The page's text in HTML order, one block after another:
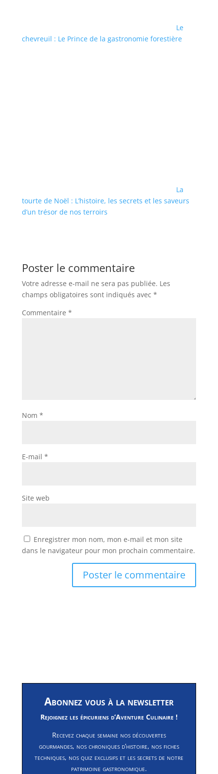
Le
chevreuil : Le Prince de la gastronomie forestière
La
tourte de Noël : L’histoire, les secrets et les saveurs
d’un trésor de nos terroirs
Poster le commentaire
Votre adresse e-mail ne sera pas publiée. Les
champs obligatoires sont indiqués avec *
Commentaire *
Nom *
E-mail *
Site web
Enregistrer mon nom, mon e-mail et mon site
dans le navigateur pour mon prochain commentaire.
Abonnez vous à la newsletter
Rejoignez les épicuriens d’Aventure Culinaire !
Recevez chaque semaine nos découvertes
gourmandes, nos chroniques d’histoire, nos fiches
techniques, nos quiz exclusifs et les secrets de notre
patrimoine gastronomique.